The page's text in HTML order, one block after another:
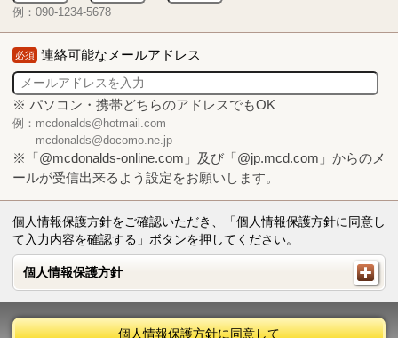
例：090-1234-5678
必須 連絡可能なメールアドレス
※ パソコン・携帯どちらのアドレスでもOK
例：mcdonalds@hotmail.com
mcdonalds@docomo.ne.jp
※「@mcdonalds-online.com」及び「@jp.mcd.com」からのメ
ールが受信出来るよう設定をお願いします。
個人情報保護方針をご確認いただき、「個人情報保護方針に同意し
て入力内容を確認する」ボタンを押してください。
個人情報保護方針
個人情報保護方針
個人情報保護方針に同意して